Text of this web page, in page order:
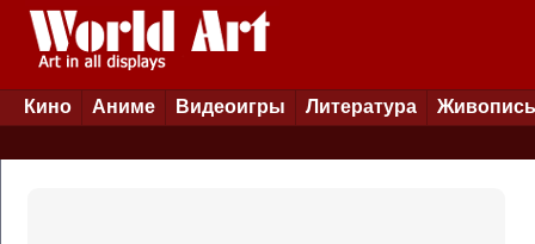
Кино Аниме Видеоигры Литература Живопись